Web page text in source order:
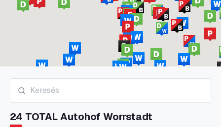
24 TOTAL Autohof Worrstadt